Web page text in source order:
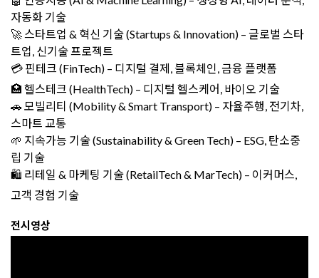
자동화 기술
🚀 스타트업 & 혁신 기술 (Startups & Innovation) – 글로벌 스타
트업, 신기술 프로젝트
💳 핀테크 (FinTech) – 디지털 결제, 블록체인, 금융 플랫폼
🏥 헬스테크 (HealthTech) – 디지털 헬스케어, 바이오 기술
🚗 모빌리티 (Mobility & Smart Transport) – 자율주행, 전기차,
스마트 교통
🌱 지속가능 기술 (Sustainability & Green Tech) – ESG, 탄소중
립 기술
🛍️ 리테일 & 마케팅 기술 (RetailTech & MarTech) – 이커머스,
고객 경험 기술
전시영상